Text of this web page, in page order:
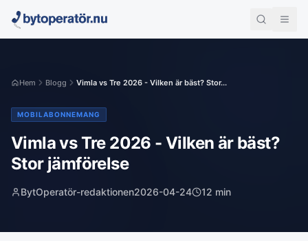
Hem Blogg Vimla vs Tre 2026 - Vilken är bäst? Stor...
MOBILABONNEMANG
Vimla vs Tre 2026 - Vilken är bäst?
Stor jämförelse
BytOperatör-redaktionen2026-04-24 12 min